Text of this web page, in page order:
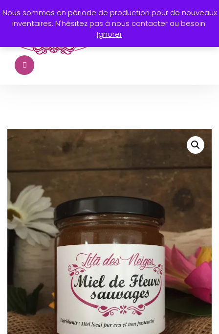
Nous sommes en période de production pour de nouveaux
inventaires. N'hésitez pas à nous contacter au besoin.
Ignorer